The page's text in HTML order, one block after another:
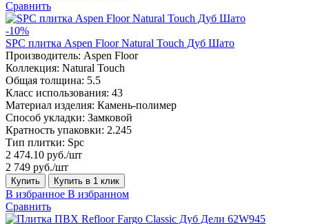
Сравнить
-10%
SPC плитка Aspen Floor Natural Touch Дуб Шато
Производитель: Aspen Floor
Коллекция: Natural Touch
Общая толщина: 5.5
Класс использования: 43
Материал изделия: Камень-полимер
Способ укладки: Замковой
Кратность упаковки: 2.245
Тип плитки: Spc
2 474.10 руб./шт
2 749 руб./шт
Купить Купить в 1 клик
В избранное В избранном
Сравнить